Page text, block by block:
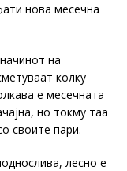
нова месечна
на
колку
е месечната
но токму таа
своите пари.
лесно е